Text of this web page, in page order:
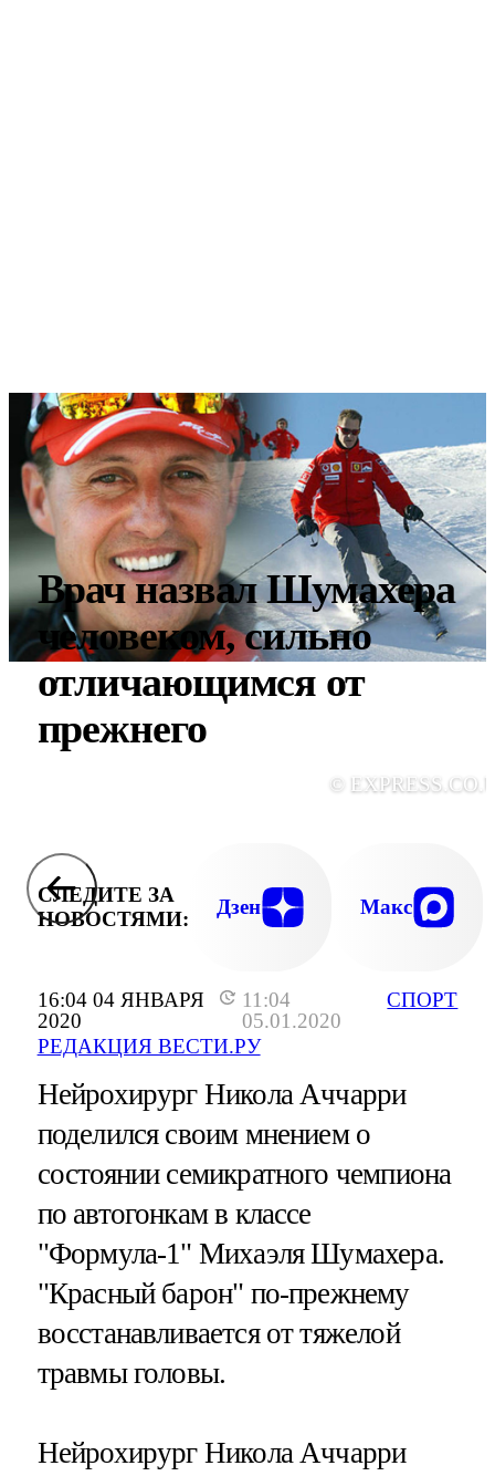
16:04 04 ЯНВАРЯ
2020
11:04
05.01.2020
РЕДАКЦИЯ ВЕСТИ.РУ
СПОРТ
Врач назвал Шумахера
человеком, сильно
отличающимся от
прежнего
©
СЛЕДИТЕ ЗА
НОВОСТЯМИ:
Дзен Макс
Нейрохирург Никола Аччарри
поделился своим мнением о
состоянии семикратного чемпиона
по автогонкам в классе
"Формула-1" Михаэля Шумахера.
"Красный барон" по-прежнему
восстанавливается от тяжелой
травмы головы.
Нейрохирург Никола Аччарри